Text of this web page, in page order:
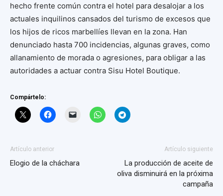
hecho frente común contra el hotel para desalojar a los
actuales inquilinos cansados del turismo de excesos que
los hijos de ricos marbellíes llevan en la zona. Han
denunciado hasta 700 incidencias, algunas graves, como
allanamiento de morada o agresiones, para obligar a las
autoridades a actuar contra Sisu Hotel Boutique.
Compártelo:
Artículo anterior
Elogio de la cháchara
Artículo siguiente
La producción de aceite de
oliva disminuirá en la próxima
campaña